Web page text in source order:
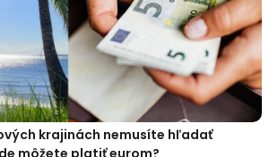
krajinách nemusíte hľadať
môžete platiť eurom?